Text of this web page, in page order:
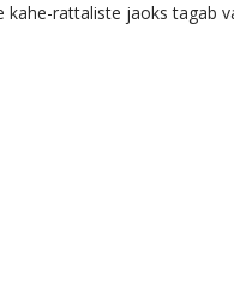
rattaliste jaoks tagab